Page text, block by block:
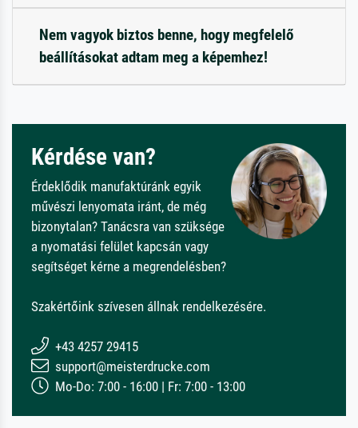
Nem vagyok biztos benne, hogy megfelelő
beállításokat adtam meg a képemhez!
Kérdése van?
Érdeklődik manufaktúránk egyik
művészi lenyomata iránt, de még
bizonytalan? Tanácsra van szüksége
a nyomatási felület kapcsán vagy
segítséget kérne a megrendelésben?
Szakértőink szívesen állnak rendelkezésére.
+43 4257 29415
support@meisterdrucke.com
Mo-Do: 7:00 - 16:00 | Fr: 7:00 - 13:00